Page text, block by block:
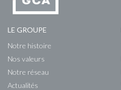
LE GROUPE
Notre histoire
Nos valeurs
Notre réseau
Actualités